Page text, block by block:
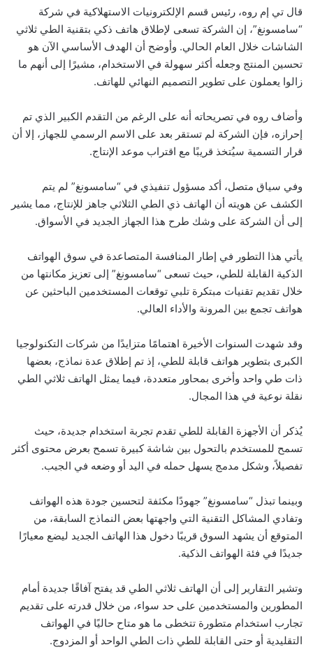
قال تي إم روه، رئيس قسم الإلكترونيات الاستهلاكية في شركة
“سامسونغ”، إن الشركة تسعى لإطلاق هاتف ذكي بتقنية الطي ثلاثي
الشاشات خلال العام الحالي. وأوضح أن الهدف الأساسي الآن هو
تحسين المنتج وجعله أكثر سهولة في الاستخدام، مشيرًا إلى أنهم ما
زالوا يعملون على تطوير التصميم النهائي للهاتف.
وأضاف روه في تصريحاته أنه على الرغم من التقدم الكبير الذي تم
إحرازه، فإن الشركة لم تستقر بعد على الاسم الرسمي للجهاز، إلا أن
قرار التسمية سيُتخذ قريبًا مع اقتراب موعد الإنتاج.
وفي سياق متصل، أكد مسؤول تنفيذي في “سامسونغ” لم يتم
الكشف عن هويته أن الهاتف ذي الطي الثلاثي جاهز للإنتاج، مما يشير
إلى أن الشركة على وشك طرح هذا الجهاز الجديد في الأسواق.
يأتي هذا التطور في إطار المنافسة المتصاعدة في سوق الهواتف
الذكية القابلة للطي، حيث تسعى “سامسونغ” إلى تعزيز مكانتها من
خلال تقديم تقنيات مبتكرة تلبي توقعات المستخدمين الباحثين عن
هواتف تجمع بين المرونة والأداء العالي.
وقد شهدت السنوات الأخيرة اهتمامًا متزايدًا من شركات التكنولوجيا
الكبرى بتطوير هواتف قابلة للطي، إذ تم إطلاق عدة نماذج، بعضها
ذات طي واحد وأخرى بمحاور متعددة، فيما يمثل الهاتف ثلاثي الطي
نقلة نوعية في هذا المجال.
يُذكر أن الأجهزة القابلة للطي تقدم تجربة استخدام جديدة، حيث
تسمح للمستخدم بالتحول بين شاشة كبيرة تسمح بعرض محتوى أكثر
تفصيلاً، وشكل مدمج يسهل حمله في اليد أو وضعه في الجيب.
وبينما تبذل “سامسونغ” جهودًا مكثفة لتحسين جودة هذه الهواتف
وتفادي المشاكل التقنية التي واجهتها بعض النماذج السابقة، من
المتوقع أن يشهد السوق قريبًا دخول هذا الهاتف الجديد ليضع معيارًا
جديدًا في فئة الهواتف الذكية.
وتشير التقارير إلى أن الهاتف ثلاثي الطي قد يفتح آفاقًا جديدة أمام
المطورين والمستخدمين على حد سواء، من خلال قدرته على تقديم
تجارب استخدام متطورة تتخطى ما هو متاح حاليًا في الهواتف
التقليدية أو حتى القابلة للطي ذات الطي الواحد أو المزدوج.